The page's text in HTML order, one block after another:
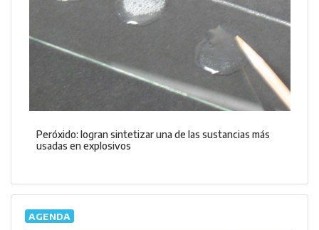
Peróxido: logran sintetizar una de las sustancias más
usadas en explosivos
AGENDA